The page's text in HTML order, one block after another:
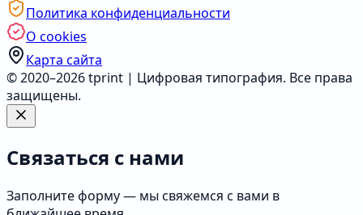
Политика конфиденциальности
О cookies
Карта сайта
© 2020–2026 tprint | Цифровая типография. Все права
защищены.
Связаться с нами
Заполните форму — мы свяжемся с вами в